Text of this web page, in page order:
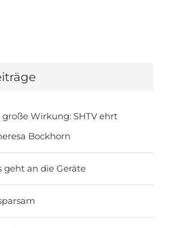
große Wirkung: SHTV ehrt
Bockhorn
geht an die Geräte